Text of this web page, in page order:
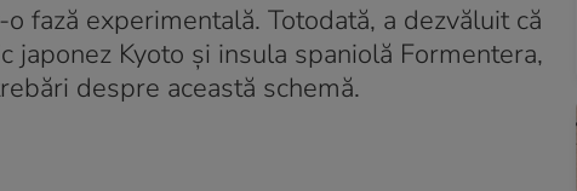
fază experimentală. Totodată, a dezvăluit că
Kyoto şi insula spaniolă Formentera,
despre această schemă.